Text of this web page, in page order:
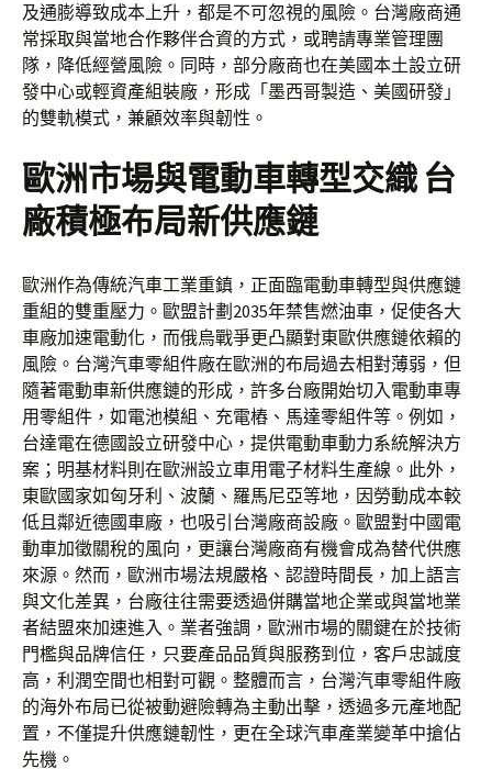
及通膨導致成本上升，都是不可忽視的風險。台灣廠商通
常採取與當地合作夥伴合資的方式，或聘請專業管理團
隊，降低經營風險。同時，部分廠商也在美國本土設立研
發中心或輕資產組裝廠，形成「墨西哥製造、美國研發」
的雙軌模式，兼顧效率與韌性。
歐洲市場與電動車轉型交織 台
廠積極布局新供應鏈
歐洲作為傳統汽車工業重鎮，正面臨電動車轉型與供應鏈
重組的雙重壓力。歐盟計劃2035年禁售燃油車，促使各大
車廠加速電動化，而俄烏戰爭更凸顯對東歐供應鏈依賴的
風險。台灣汽車零組件廠在歐洲的布局過去相對薄弱，但
隨著電動車新供應鏈的形成，許多台廠開始切入電動車專
用零組件，如電池模組、充電樁、馬達零組件等。例如，
台達電在德國設立研發中心，提供電動車動力系統解決方
案；明基材料則在歐洲設立車用電子材料生產線。此外，
東歐國家如匈牙利、波蘭、羅馬尼亞等地，因勞動成本較
低且鄰近德國車廠，也吸引台灣廠商設廠。歐盟對中國電
動車加徵關稅的風向，更讓台灣廠商有機會成為替代供應
來源。然而，歐洲市場法規嚴格、認證時間長，加上語言
與文化差異，台廠往往需要透過併購當地企業或與當地業
者結盟來加速進入。業者強調，歐洲市場的關鍵在於技術
門檻與品牌信任，只要產品品質與服務到位，客戶忠誠度
高，利潤空間也相對可觀。整體而言，台灣汽車零組件廠
的海外布局已從被動避險轉為主動出擊，透過多元產地配
置，不僅提升供應鏈韌性，更在全球汽車產業變革中搶佔
先機。